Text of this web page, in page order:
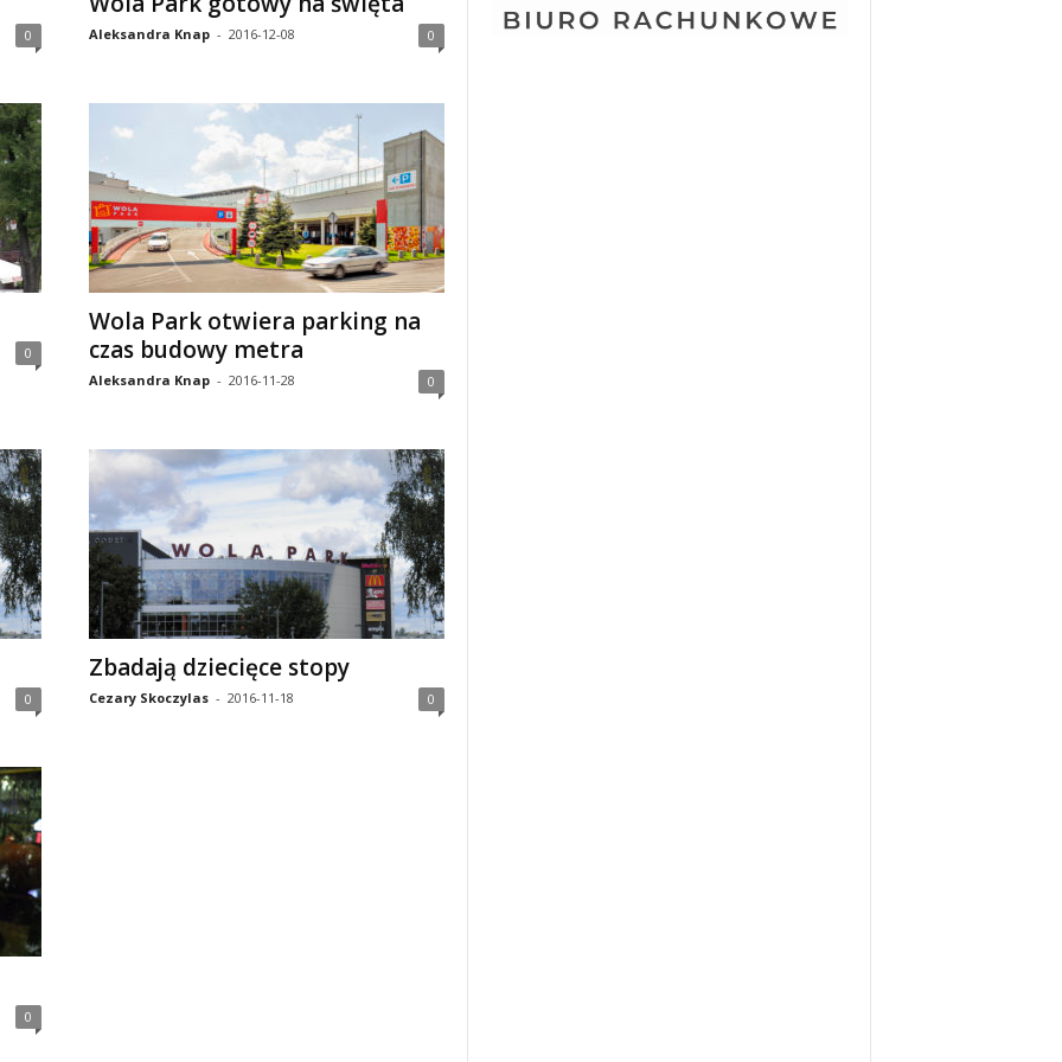
0 Aleksandra Knap - 2016-12-08 0
0
Wola Park otwiera parking na
czas budowy metra
Aleksandra Knap - 2016-11-28 0
0
Zbadają dziecięce stopy
Cezary Skoczylas - 2016-11-18 0
0